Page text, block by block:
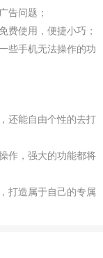
告问题；
费使用，便捷小巧；
些手机无法操作的功
还能自由个性的去打
作，强大的功能都将
打造属于自己的专属